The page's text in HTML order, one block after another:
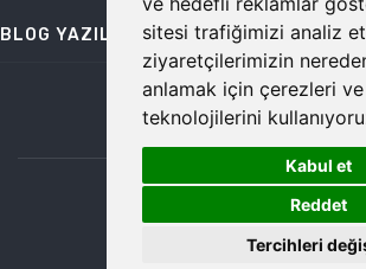
sitesi trafiğimizi analiz
ziyaretçilerimizin
anlamak için çerezleri
teknolojilerini
Kabul et
Reddet
Tercihleri
BLOG YAZILARI
bilgi@temiz.co
©2026 Temiz, Her Hakkı